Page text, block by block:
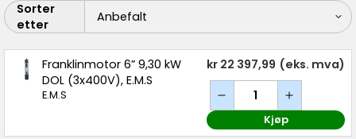
Sorter
etter
Franklinmotor 6” 9,30 kW
DOL (3x400V), E.M.S
E.M.S
kr 22 397,99 (eks. mva)
Kjøp